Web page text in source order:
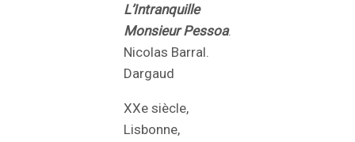
L’Intranquille
Monsieur Pessoa.
Nicolas Barral.
Dargaud
XXe siècle,
Lisbonne,